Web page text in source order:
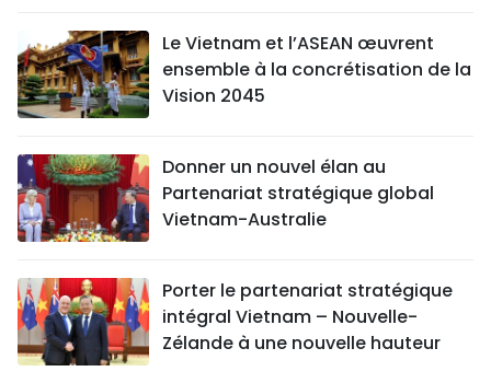
Le Vietnam et l’ASEAN œuvrent
ensemble à la concrétisation de la
Vision 2045
Donner un nouvel élan au
Partenariat stratégique global
Vietnam-Australie
Porter le partenariat stratégique
intégral Vietnam – Nouvelle-
Zélande à une nouvelle hauteur